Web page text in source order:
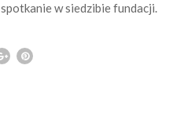
w siedzibie fundacji.